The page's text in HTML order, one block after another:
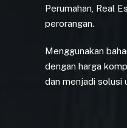
Perumahan, Real
perorangan.
Menggunakan
dengan harga
dan menjadi solusi